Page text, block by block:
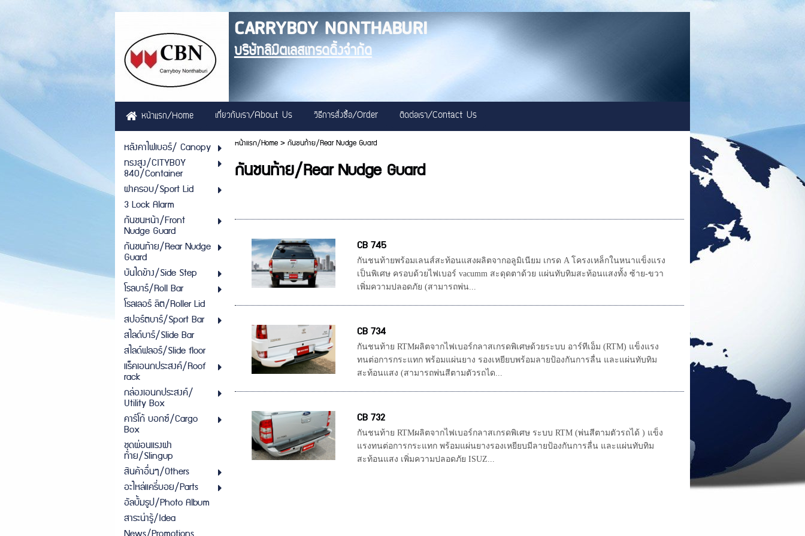
CARRYBOY NONTHABURI
บริษัทลิมิตเลสเทรดดิ้งจำกัด
หน้าแรก/Home เกี่ยวกับเรา/About Us วิธีการสั่งซื้อ/Order ติดต่อเรา/Contact Us
หลังคาไฟเบอร์/ Canopy
ทรงสูง/CITYBOY
840/Container
ฝาครอบ/Sport Lid
3 Lock Alarm
กันชนหน้า/Front
Nudge Guard
กันชนท้าย/Rear Nudge
Guard
บันไดข้าง/Side Step
โรลบาร์/Roll Bar
โรลเลอร์ ลิต/Roller Lid
สปอร์ตบาร์/Sport Bar
สไลด์บาร์/Slide Bar
สไลด์ฟลอร์/Slide floor
แร็คเอนกประสงค์/Roof
rack
กล่องเอนกประสงค์/
Utility Box
คาร์โก้ บอกซ์/Cargo
Box
ชุดผ่อนแรงฝา
ท้าย/Slingup
สินค้าอื่นๆ/Others
อะไหล่แครี่บอย/Parts
อัลบั้มรูป/Photo Album
สาระน่ารู้/Idea
หน้าแรก/Home>กันชนท้าย/Rear Nudge Guard
กันชนท้าย/Rear Nudge Guard
CB 745
กันชนท้ายพร้อมเลนส์สะท้อนแสงผลิตจากอลูมิเนียม เกรด A โครงเหล็กในหนาแข็งแรง
เป็นพิเศษ ครอบด้วยไฟเบอร์ vacumm สะดุดตาด้วย แผ่นทับทิมสะท้อนแสงทั้ง ซ้าย-ขวา
เพิ่มความปลอดภัย (สามารถพ่น...
CB 734
กันชนท้าย RTMผลิตจากไฟเบอร์กลาสเกรดพิเศษด้วยระบบ อาร์ทีเอ็ม (RTM) แข็งแรง
ทนต่อการกระแทก พร้อมแผ่นยาง รองเหยียบพร้อมลายป้องกันการลื่น และแผ่นทับทิม
สะท้อนแสง (สามารถพ่นสีตามตัวรถได...
CB 732
กันชนท้าย RTMผลิตจากไฟเบอร์กลาสเกรดพิเศษ ระบบ RTM (พ่นสีตามตัวรถได้ ) แข็ง
แรงทนต่อการกระแทก พร้อมแผ่นยางรองเหยียบมีลายป้องกันการลื่น และแผ่นทับทิม
สะท้อนแสง เพิ่มความปลอดภัย ISUZ...